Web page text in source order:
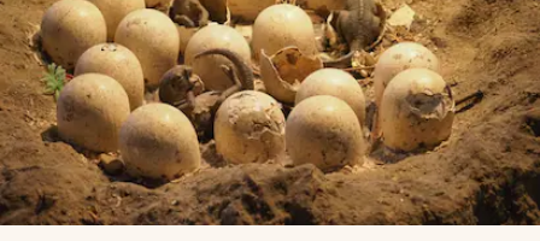
Clima
Espiritualidad
Mediakit
abre en nueva pestaña
México